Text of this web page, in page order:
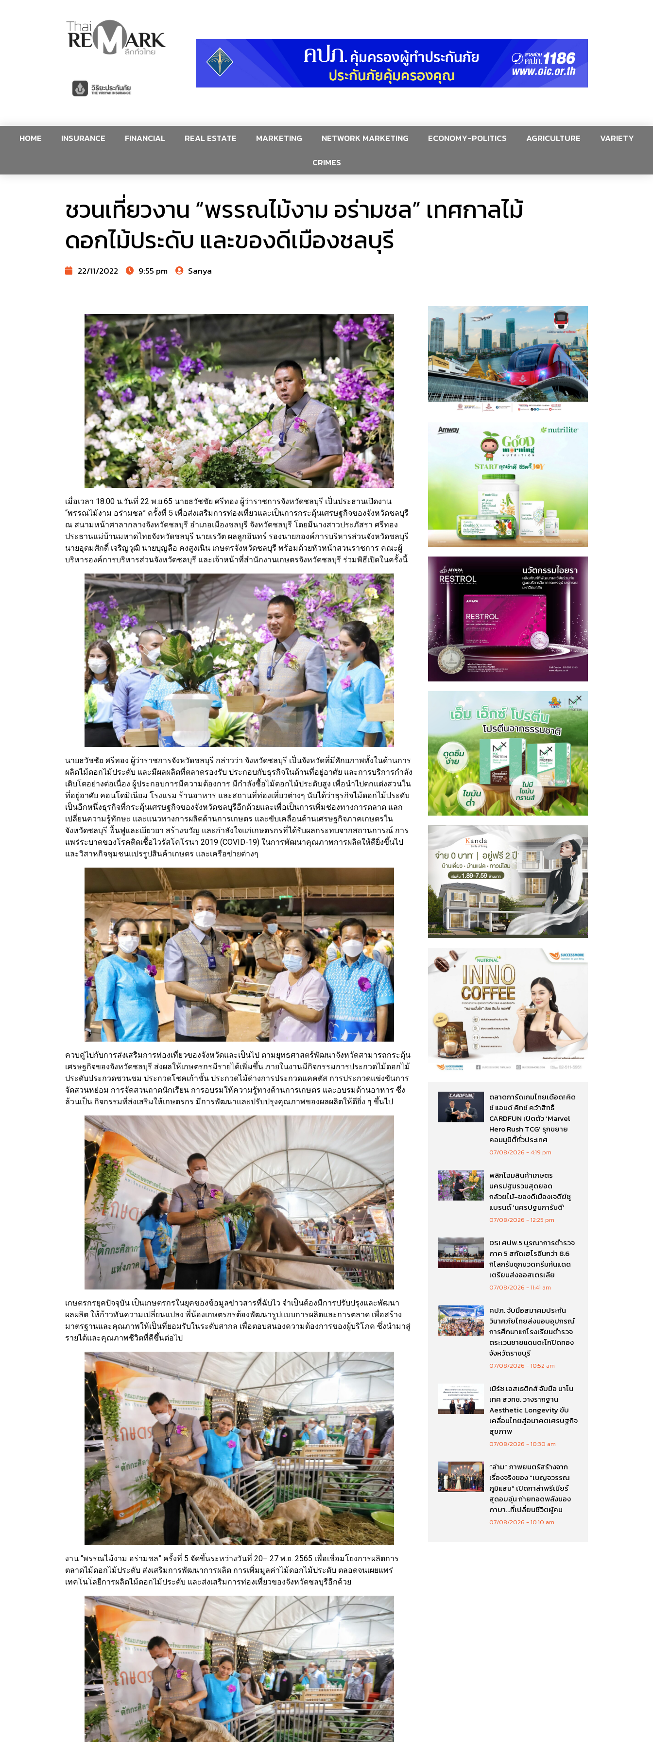
HOME INSURANCE FINANCIAL REAL ESTATE MARKETING NETWORK MARKETING ECONOMY-POLITICS AGRICULTURE
VARIETY
CRIMES
ชวนเที่ยวงาน “พรรณไม้งาม อร่ามชล” เทศกาลไม้
ดอกไม้ประดับ และของดีเมืองชลบุรี
22/11/2022 9:55 pm Sanya
เมื่อเวลา 18.00 น.วันที่ 22 พ.ย.65 นายธวัชชัย ศรีทอง ผู้ว่าราชการจังหวัดชลบุรี เป็นประธานเปิดงาน
“พรรณไม้งาม อร่ามชล” ครั้งที่ 5 เพื่อส่งเสริมการท่องเที่ยวและเป็นการกระตุ้นเศรษฐกิจของจังหวัดชลบุรี
ณ สนามหน้าศาลากลางจังหวัดชลบุรี อำเภอเมืองชลบุรี จังหวัดชลบุรี โดยมีนางสาวประภัสรา ศรีทอง
ประธานแม่บ้านมหาดไทยจังหวัดชลบุรี นายเรวัต ผลลูกอินทร์ รองนายกองค์การบริหารส่วนจังหวัดชลบุรี
นายอุดมศักดิ์ เจริญวุฒิ นายบุญลือ คงสูงเนิน เกษตรจังหวัดชลบุรี พร้อมด้วยหัวหน้าสวนราชการ คณะผู้
บริหารองค์การบริหารส่วนจังหวัดชลบุรี และเจ้าหน้าที่สำนักงานเกษตรจังหวัดชลบุรี ร่วมพิธีเปิดในครั้งนี้
นายธวัชชัย ศรีทอง ผู้ว่าราชการจังหวัดชลบุรี กล่าวว่า จังหวัดชลบุรี เป็นจังหวัดที่มีศักยภาพทั้งในด้านการ
ผลิตไม้ดอกไม้ประดับ และมีผลผลิตที่ตลาดรองรับ ประกอบกับธุรกิจในด้านที่อยู่อาศัย และการบริการกำลัง
เติบโตอย่างต่อเนื่อง ผู้ประกอบการมีความต้องการ มีกำลังซื้อไม้ดอกไม้ประดับสูง เพื่อนำไปตกแต่งสวนใน
ที่อยู่อาศัย คอนโดมิเนียม โรงแรม ร้านอาหาร และสถานที่ท่องเที่ยวต่างๆ นับได้ว่าธุรกิจไม้ดอกไม้ประดับ
เป็นอีกหนึ่งธุรกิจที่กระตุ้นเศรษฐกิจของจังหวัดชลบุรีอีกด้วยและเพื่อเป็นการเพิ่มช่องทางการตลาด แลก
เปลี่ยนความรู้ทักษะ และแนวทางการผลิตด้านการเกษตร และขับเคลื่อนด้านเศรษฐกิจภาคเกษตรใน
จังหวัดชลบุรี ฟื้นฟูและเยียวยา สร้างขวัญ และกำลังใจแก่เกษตรกรที่ได้รับผลกระทบจากสถานการณ์ การ
แพร่ระบาดของโรคติดเชื้อไวรัสโคโรนา 2019 (COVID-19) ในการพัฒนาคุณภาพการผลิตให้ดียิ่งขึ้นไป
และวิสาหกิจชุมชนแปรรูปสินค้าเกษตร และเครือข่ายต่างๆ
ควบคู่ไปกับการส่งเสริมการท่องเที่ยวของจังหวัดและเป็นไป ตามยุทธศาสตร์พัฒนาจังหวัดสามารถกระตุ้น
เศรษฐกิจของจังหวัดชลบุรี ส่งผลให้เกษตรกรมีรายได้เพิ่มขึ้น ภายในงานมีกิจกรรมการประกวดไม้ดอกไม้
ประดับประกวดชวนชม ประกวดโชคเก้าชั้น ประกวดไม้ด่างการประกวดแคคตัส การประกวดแข่งขันการ
จัดสวนหย่อม การจัดสวนถาดนักเรียน การอบรมให้ความรู้ทางด้านการเกษตร และอบรมด้านอาหาร ซึ่ง
ล้วนเป็น กิจกรรมที่ส่งเสริมให้เกษตรกร มีการพัฒนาและปรับปรุงคุณภาพของผลผลิตให้ดียิ่ง ๆ ขึ้นไป
เกษตรกรยุคปัจจุบัน เป็นเกษตรกรในยุคของข้อมูลข่าวสารที่ฉับไว จำเป็นต้องมีการปรับปรุงและพัฒนา
ผลผลิต ให้ก้าวทันความเปลี่ยนแปลง พี่น้องเกษตรกรต้องพัฒนารูปแบบการผลิตและการตลาด เพื่อสร้าง
มาตรฐานและคุณภาพให้เป็นที่ยอมรับในระดับสากล เพื่อตอบสนองความต้องการของผู้บริโภค ซึ่งนำมาสู่
รายได้และคุณภาพชีวิตที่ดีขึ้นต่อไป
งาน “พรรณไม้งาม อร่ามชล” ครั้งที่ 5 จัดขึ้นระหว่างวันที่ 20– 27 พ.ย. 2565 เพื่อเชื่อมโยงการผลิตการ
ตลาดไม้ดอกไม้ประดับ ส่งเสริมการพัฒนาการผลิต การเพิ่มมูลค่าไม้ดอกไม้ประดับ ตลอดจนเผยแพร่
เทคโนโลยีการผลิตไม้ดอกไม้ประดับ และส่งเสริมการท่องเที่ยวของจังหวัดชลบุรีอีกด้วย
ตลาดการ์ดเกมไทยเดือด! คิด
ซ์ แอนด์ คิทซ์ คว้าสิทธิ์
CARDFUN เปิดตัว ‘Marvel
Hero Rush TCG’ รุกขยาย
คอมมูนิตี้ทั่วประเทศ
07/08/2026 4:19 pm
พลิกโฉมสินค้าเกษตร
นครปฐมรวมสุดยอด
กล้วยไม้-ของดีเมืองเจดีย์ชู
แบรนด์ ‘นครปฐมการันตี’
07/08/2026 12:25 pm
DSI ศปพ.5 บูรณาการตำรวจ
ภาค 5 สกัดเฮโรอีนกว่า 8.6
กิโลกรัมซุกขวดครีมกันแดด
เตรียมส่งออสเตรเลีย
07/08/2026 11:41 am
คปภ. จับมือสมาคมประกัน
วินาศภัยไทยส่งมอบอุปกรณ์
การศึกษาแก่โรงเรียนตำรวจ
ตระเวนชายแดนตะโกปิดทอง
จังหวัดราชบุรี
07/08/2026 10:52 am
เมิร์ซ เอสเธติกส์ จับมือ นาโน
เทค สวทช. วางรากฐาน
Aesthetic Longevity ขับ
เคลื่อนไทยสู่อนาคตเศรษฐกิจ
สุขภาพ
07/08/2026 10:30 am
“ล่าม” ภาพยนตร์สร้างจาก
เรื่องจริงของ “เบญจวรรณ
ภูมิแสน” เปิดกาล่าพรีเมียร์
สุดอบอุ่น ถ่ายทอดพลังของ
ภาษา…ที่เปลี่ยนชีวิตผู้คน
07/08/2026 10:10 am